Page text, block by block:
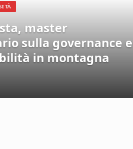
master
sulla governance e
in montagna